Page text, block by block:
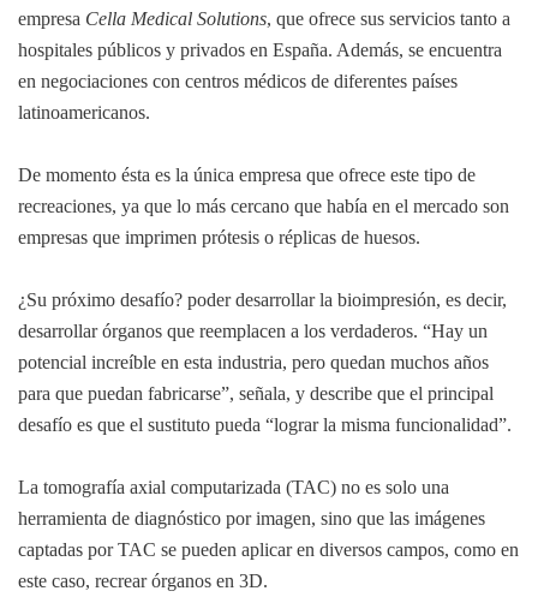
empresa Cella Medical Solutions, que ofrece sus servicios tanto a
hospitales públicos y privados en España. Además, se encuentra
en negociaciones con centros médicos de diferentes países
latinoamericanos.
De momento ésta es la única empresa que ofrece este tipo de
recreaciones, ya que lo más cercano que había en el mercado son
empresas que imprimen prótesis o réplicas de huesos.
¿Su próximo desafío? poder desarrollar la bioimpresión, es decir,
desarrollar órganos que reemplacen a los verdaderos. “Hay un
potencial increíble en esta industria, pero quedan muchos años
para que puedan fabricarse”, señala, y describe que el principal
desafío es que el sustituto pueda “lograr la misma funcionalidad”.
La tomografía axial computarizada (TAC) no es solo una
herramienta de diagnóstico por imagen, sino que las imágenes
captadas por TAC se pueden aplicar en diversos campos, como en
este caso, recrear órganos en 3D.